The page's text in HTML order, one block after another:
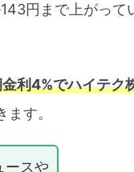
円まで上がっ
利4%でハイテク
す。
ースや